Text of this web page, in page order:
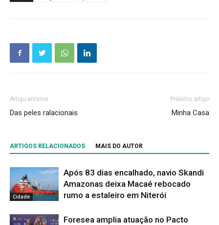
Artigo anterior
Das peles ralacionais
Próximo artigo
Minha Casa
ARTIGOS RELACIONADOS MAIS DO AUTOR
Cidade
Após 83 dias encalhado, navio Skandi
Amazonas deixa Macaé rebocado
rumo a estaleiro em Niterói
Foresea amplia atuação no Pacto